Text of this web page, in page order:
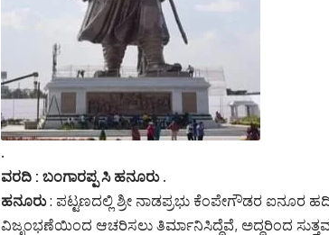
.
ವರದಿ : ಬಂಗಾರಪ್ಪ ಸಿ ಹನೂರು .
ಹನೂರು: ಪಟ್ಟಣದಲ್ಲಿ ಶ್ರೀ ನಾಡಪ್ರಭು ಕೆಂಪೇಗೌಡರ ಐನೂರ
ವಿಜೃಂಭಣೆಯಿಂದ ಆಚರಿಸಲು ತಿರ್ಮಾನಿಸಿದ್ದೆವೆ, ಅದ್ದರಿಂದ